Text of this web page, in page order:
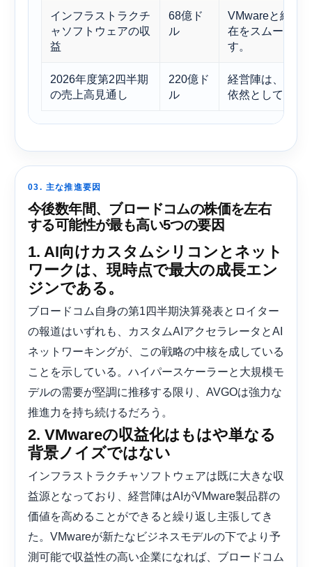
インフラストラクチ
ャソフトウェアの収
益
68億ド
ル
VMwareと継続
在をスムーズに
す。
2026年度第2四半期
の売上高見通し
220億ド
ル
経営陣は、特に
依然として強い
03. 主な推進要因
今後数年間、ブロードコムの株価を左右
する可能性が最も高い5つの要因
1. AI向けカスタムシリコンとネット
ワークは、現時点で最大の成長エン
ジンである。
ブロードコム自身の第1四半期決算発表とロイター
の報道はいずれも、カスタムAIアクセラレータとAI
ネットワーキングが、この戦略の中核を成している
ことを示している。ハイパースケーラーと大規模モ
デルの需要が堅調に推移する限り、AVGOは強力な
推進力を持ち続けるだろう。
2. VMwareの収益化はもはや単なる
背景ノイズではない
インフラストラクチャソフトウェアは既に大きな収
益源となっており、経営陣はAIがVMware製品群の
価値を高めることができると繰り返し主張してき
た。VMwareが新たなビジネスモデルの下でより予
測可能で収益性の高い企業になれば、ブロードコム